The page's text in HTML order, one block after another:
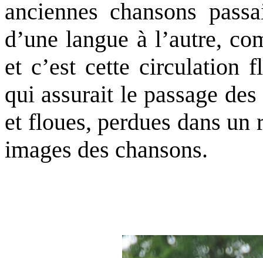
anciennes chansons
d’une langue à l’autre,
et c’est cette circulation
qui assurait le passage
et floues, perdues dans
images des chansons.